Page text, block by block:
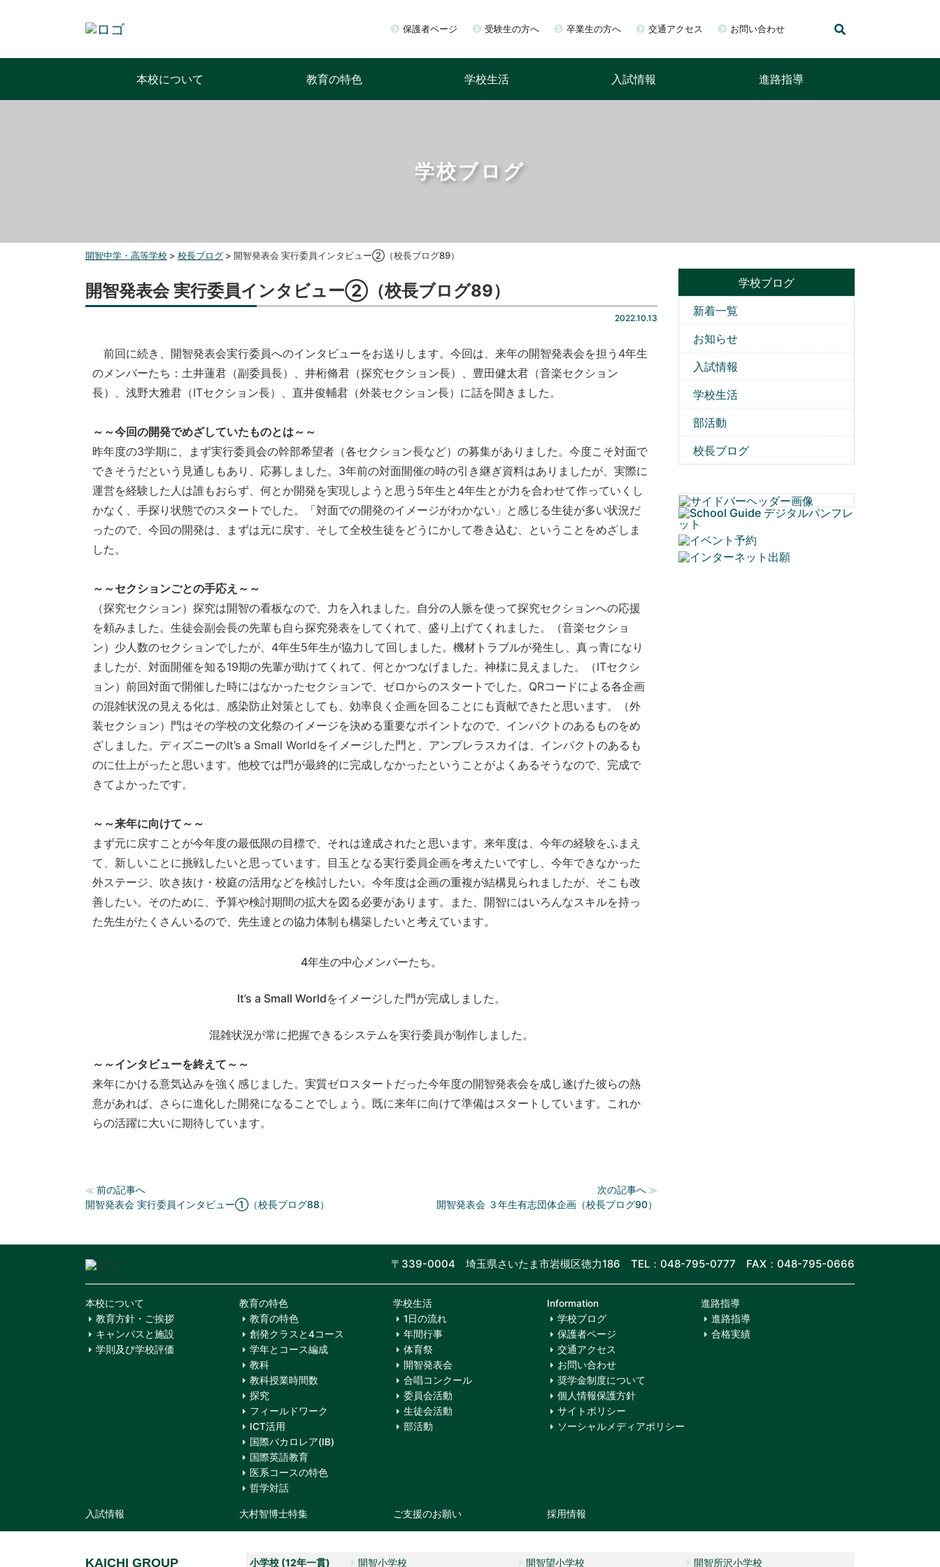
保護者ページ 受験生の方へ 卒業生の方へ 交通アクセス お問い合わせ
本校について 教育の特色 学校生活 入試情報 進路指導
学校ブログ
開智中学・高等学校 > 校長ブログ > 開智発表会 実行委員インタビュー②（校長ブログ89）
学校ブログ
新着一覧
お知らせ
入試情報
学校生活
部活動
校長ブログ
開智発表会 実行委員インタビュー②（校長ブログ89）
2022.10.13
前回に続き、開智発表会実行委員へのインタビューをお送りします。今回は、来年の開智発表会を担う4年生
のメンバーたち：土井蓮君（副委員長）、井桁脩君（探究セクション長）、豊田健太君（音楽セクション
長）、浅野大雅君（ITセクション長）、直井俊輔君（外装セクション長）に話を聞きました。
～～今回の開発でめざしていたものとは～～
昨年度の3学期に、まず実行委員会の幹部希望者（各セクション長など）の募集がありました。今度こそ対面で
できそうだという見通しもあり、応募しました。3年前の対面開催の時の引き継ぎ資料はありましたが、実際に
運営を経験した人は誰もおらず、何とか開発を実現しようと思う5年生と4年生とが力を合わせて作っていくし
かなく、手探り状態でのスタートでした。「対面での開発のイメージがわかない」と感じる生徒が多い状況だ
ったので、今回の開発は、まずは元に戻す、そして全校生徒をどうにかして巻き込む、ということをめざしま
した。
～～セクションごとの手応え～～
（探究セクション）探究は開智の看板なので、力を入れました。自分の人脈を使って探究セクションへの応援
を頼みました。生徒会副会長の先輩も自ら探究発表をしてくれて、盛り上げてくれました。（音楽セクショ
ン）少人数のセクションでしたが、4年生5年生が協力して回しました。機材トラブルが発生し、真っ青になり
ましたが、対面開催を知る19期の先輩が助けてくれて、何とかつなげました。神様に見えました。（ITセクシ
ョン）前回対面で開催した時にはなかったセクションで、ゼロからのスタートでした。QRコードによる各企画
の混雑状況の見える化は、感染防止対策としても、効率良く企画を回ることにも貢献できたと思います。（外
装セクション）門はその学校の文化祭のイメージを決める重要なポイントなので、インパクトのあるものをめ
ざしました。ディズニーのIt’s a Small Worldをイメージした門と、アンブレラスカイは、インパクトのあるも
のに仕上がったと思います。他校では門が最終的に完成しなかったということがよくあるそうなので、完成で
きてよかったです。
～～来年に向けて～～
まず元に戻すことが今年度の最低限の目標で、それは達成されたと思います。来年度は、今年の経験をふまえ
て、新しいことに挑戦したいと思っています。目玉となる実行委員企画を考えたいですし、今年できなかった
外ステージ、吹き抜け・校庭の活用などを検討したい。今年度は企画の重複が結構見られましたが、そこも改
善したい。そのために、予算や検討期間の拡大を図る必要があります。また、開智にはいろんなスキルを持っ
た先生がたくさんいるので、先生達との協力体制も構築したいと考えています。
4年生の中心メンバーたち。
It’s a Small Worldをイメージした門が完成しました。
混雑状況が常に把握できるシステムを実行委員が制作しました。
～～インタビューを終えて～～
来年にかける意気込みを強く感じました。実質ゼロスタートだった今年度の開智発表会を成し遂げた彼らの熱
意があれば、さらに進化した開発になることでしょう。既に来年に向けて準備はスタートしています。これか
らの活躍に大いに期待しています。
≪ 前の記事へ
開智発表会 実行委員インタビュー①（校長ブログ88）
次の記事へ≫
開智発表会 ３年生有志団体企画（校長ブログ90）
〒339-0004 埼玉県さいたま市岩槻区徳力186 TEL：048-795-0777 FAX：048-795-0666
本校について
教育方針・ご挨拶
キャンパスと施設
学則及び学校評価
教育の特色
教育の特色
創発クラスと4コース
学年とコース編成
教科
教科授業時間数
探究
フィールドワーク
ICT活用
国際バカロレア(IB)
国際英語教育
医系コースの特色
哲学対話
学校生活
1日の流れ
年間行事
体育祭
開智発表会
合唱コンクール
委員会活動
生徒会活動
部活動
Information
学校ブログ
保護者ページ
交通アクセス
お問い合わせ
奨学金制度について
個人情報保護方針
サイトポリシー
ソーシャルメディアポリシー
進路指導
進路指導
合格実績
入試情報 大村智博士特集 ご支援のお願い 採用情報
KAICHI GROUP 小学校 (12年一貫) 開智小学校 開智望小学校 開智所沢小学校